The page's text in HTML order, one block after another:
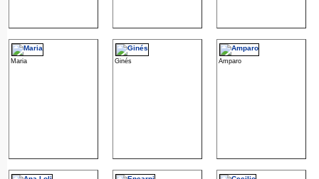
Maria Ginés Amparo